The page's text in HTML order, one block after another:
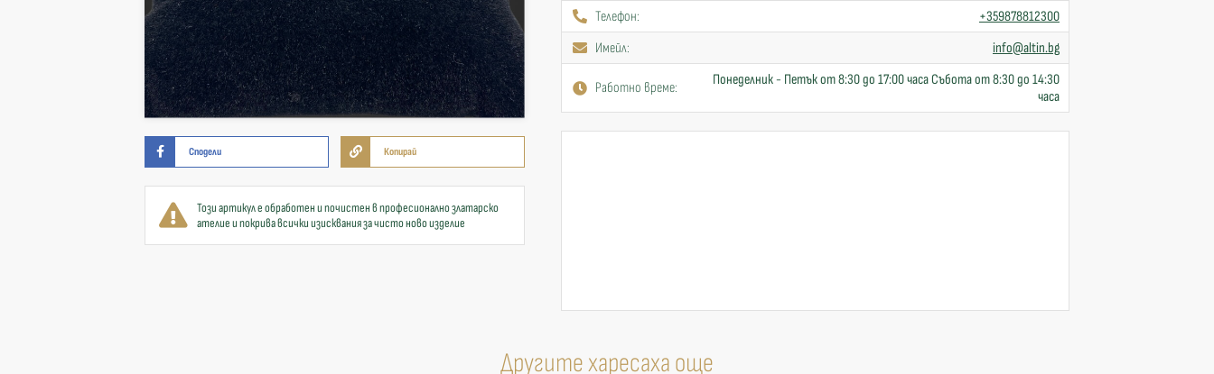
Сподели Копирай
Този артикул е обработен и почистен в професионално златарско
ателие и покрива всички изисквания за чисто ново изделие
Телефон:
+359878812300
Имейл:
info@altin.bg
Работно време:
Понеделник - Петък от 8:30 до 17:00 часа Събота от 8:30 до 14:30
часа
Другите харесаха още